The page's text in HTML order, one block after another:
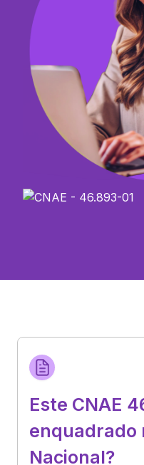
Este CNAE
enquadrado
Nacional?